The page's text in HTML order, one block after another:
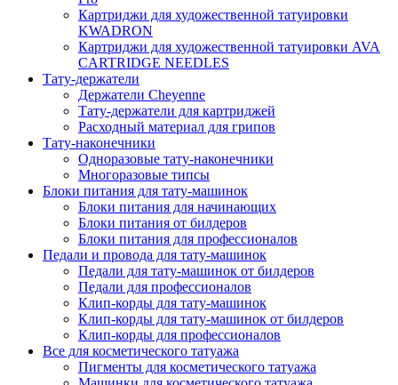
Картриджи для художественной татуировки
KWADRON
Картриджи для художественной татуировки AVA
CARTRIDGE NEEDLES
Тату-держатели
Держатели Cheyenne
Тату-держатели для картриджей
Расходный материал для грипов
Тату-наконечники
Одноразовые тату-наконечники
Многоразовые типсы
Блоки питания для тату-машинок
Блоки питания для начинающих
Блоки питания от билдеров
Блоки питания для профессионалов
Педали и провода для тату-машинок
Педали для тату-машинок от билдеров
Педали для профессионалов
Клип-корды для тату-машинок
Клип-корды для тату-машинок от билдеров
Клип-корды для профессионалов
Все для косметического татуажа
Пигменты для косметического татуажа